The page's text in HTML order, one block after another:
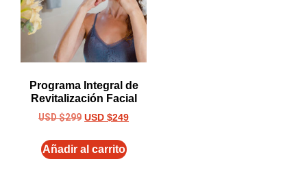
Programa Integral de
Revitalización Facial
USD $299 USD $249
Añadir al carrito